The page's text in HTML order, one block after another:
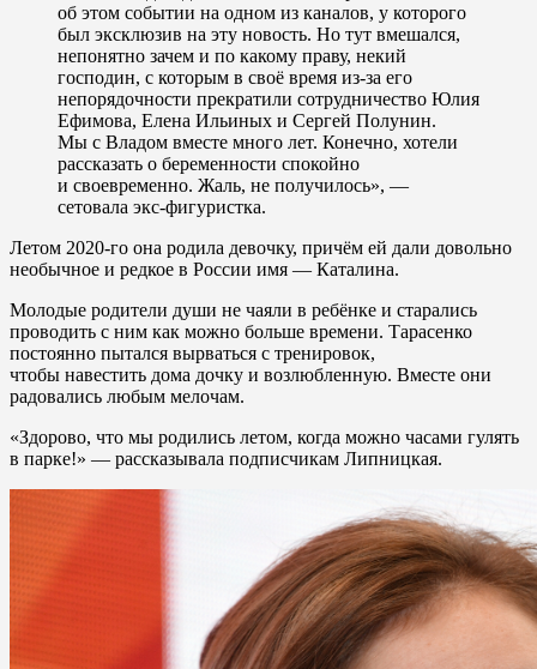
об этом событии на одном из каналов, у которого
был эксклюзив на эту новость. Но тут вмешался,
непонятно зачем и по какому праву, некий
господин, с которым в своё время из-за его
непорядочности прекратили сотрудничество Юлия
Ефимова, Елена Ильиных и Сергей Полунин.
Мы с Владом вместе много лет. Конечно, хотели
рассказать о беременности спокойно
и своевременно. Жаль, не получилось», —
сетовала экс-фигуристка.
Летом 2020-го она родила девочку, причём ей дали довольно
необычное и редкое в России имя — Каталина.
Молодые родители души не чаяли в ребёнке и старались
проводить с ним как можно больше времени. Тарасенко
постоянно пытался вырваться с тренировок,
чтобы навестить дома дочку и возлюбленную. Вместе они
радовались любым мелочам.
«Здорово, что мы родились летом, когда можно часами гулять
в парке!» — рассказывала подписчикам Липницкая.